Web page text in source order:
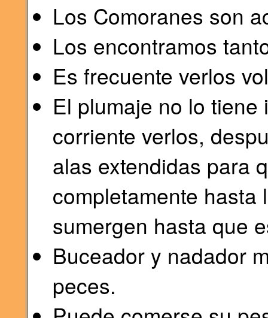
Los Comoranes son
Los encontramos
Es frecuente verlos
El plumaje no lo
corriente verlos,
alas extendidas para
completamente
sumergen hasta que
Buceador y nadador
peces.